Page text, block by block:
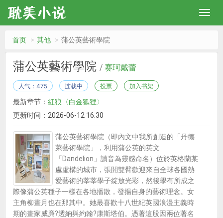
首页 其他 蒲公英藝術學院
蒲公英藝術學院 / 赛珂戴蕾
人气：475 连载中 投票 加入书架
最新章节： 紅狼〈白金狐狸〉
更新时间：2026-06-12 16:30
蒲公英藝術學院（即內文中我所創造的「丹德
萊藝術學院」，利用蒲公英的英文
「Dandelion」讀音為靈感命名）位於英格蘭某
處虛構的城市，張開雙臂歡迎來自全球各國熱
愛藝術的莘莘學子綻放光彩，然後學有所成之
際像蒲公英種子一樣在各地播散，發揚自身的藝術理念。女
主角柳晝月也在那其中。她最喜歡十八世紀英國浪漫主義時
期的畫家威廉?透納與約翰?康斯塔伯。憑著這股因兩位著名